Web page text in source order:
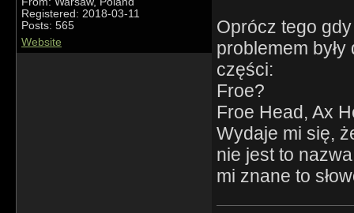
Registered: 2018-03-11
Posts: 565
Website
Oprócz tego
problemem
części:
Froe?
Froe Head, Ax
Wydaje mi się,
nie jest to
mi znane to